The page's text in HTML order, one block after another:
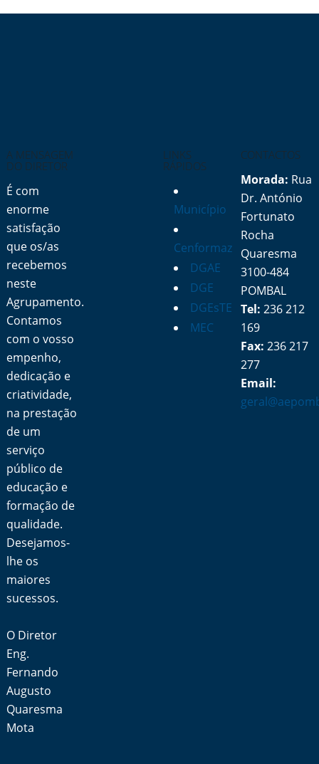
A MENSAGEM
DO DIRETOR
É com
enorme
satisfação
que os/as
recebemos
neste
Agrupamento.
Contamos
com o vosso
empenho,
dedicação e
criatividade,
na prestação
de um
serviço
público de
educação e
formação de
qualidade.
Desejamos-
lhe os
maiores
sucessos.
O Diretor
Eng.
Fernando
Augusto
Quaresma
Mota
LINKS
RÁPIDOS
Município
Cenformaz
DGAE
DGE
DGEsTE
MEC
CONTACTOS
Morada: Rua
Dr. António
Fortunato
Rocha
Quaresma
3100-484
POMBAL
Tel: 236 212
169
Fax: 236 217
277
Email: